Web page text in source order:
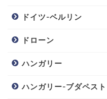
ドイツ-ベルリン
ドローン
ハンガリー
ハンガリー-ブダペスト